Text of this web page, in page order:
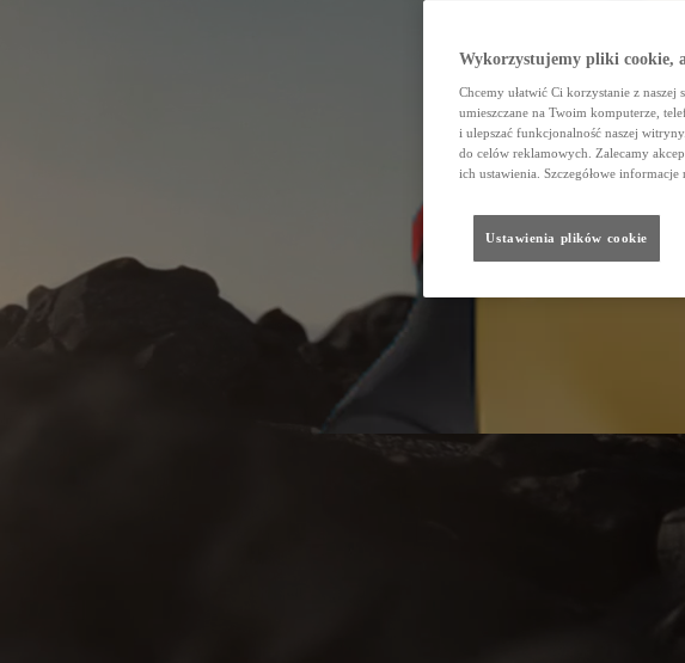
Wykorzystujemy pliki cookie,
Chcemy ułatwić Ci korzystanie z
umieszczane na Twoim komputerze,
i ulepszać funkcjonalność naszej
do celów reklamowych. Zalecamy
ich ustawienia. Szczegółowe informacje
Ustawienia plików cookie